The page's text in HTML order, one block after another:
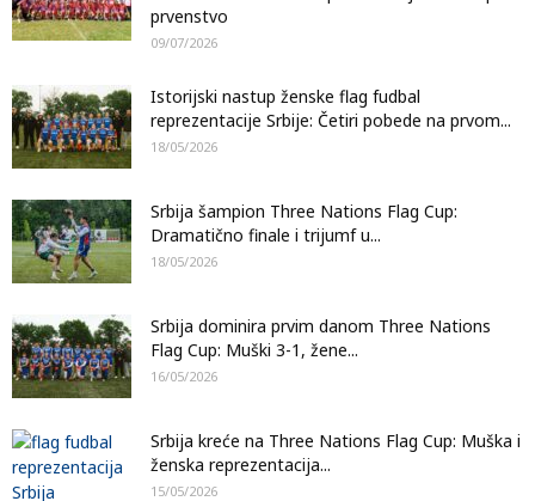
prvenstvo
09/07/2026
Istorijski nastup ženske flag fudbal
reprezentacije Srbije: Četiri pobede na prvom...
18/05/2026
Srbija šampion Three Nations Flag Cup:
Dramatično finale i trijumf u...
18/05/2026
Srbija dominira prvim danom Three Nations
Flag Cup: Muški 3-1, žene...
16/05/2026
Srbija kreće na Three Nations Flag Cup: Muška i
ženska reprezentacija...
15/05/2026